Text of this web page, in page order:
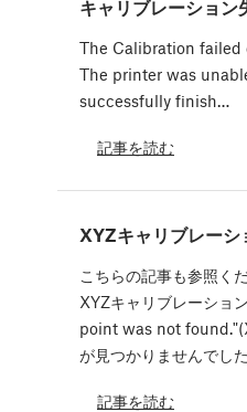
キャリブレーション
The Calibration failed
The printer was
successfully finish…
記事を読む
XYZキャリブレー
こちらの記事も参照
XYZキャリブレーシ
point was not
が見つかりませんでし
記事を読む